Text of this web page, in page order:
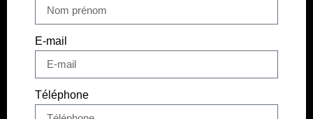
E-mail
Téléphone